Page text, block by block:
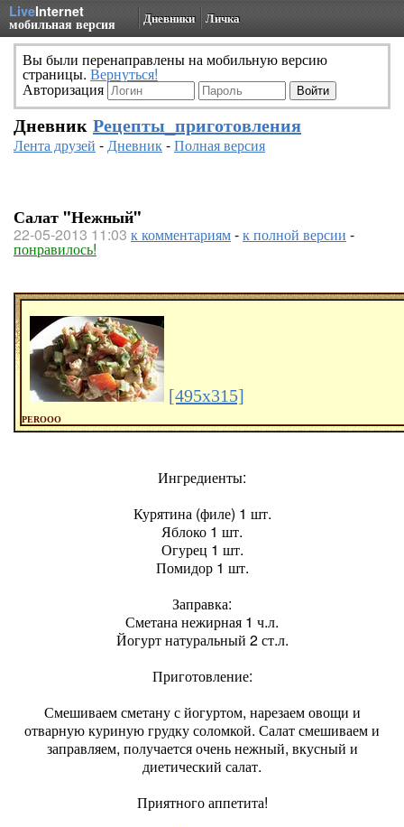
LiveInternet
мобильная версия Дневники Личка
Вы были перенаправлены на мобильную версию
страницы. Вернуться!
Авторизация
Дневник Рецепты_приготовления
Лента друзей -Дневник-Полная версия
Салат "Нежный"
22-05-2013 11:03 к комментариям-к полной версии -
понравилось!
[495x315]
PEROOO
Ингредиенты:
Курятина (филе) 1 шт.
Яблоко 1 шт.
Огурец 1 шт.
Помидор 1 шт.
Заправка:
Сметана нежирная 1 ч.л.
Йогурт натуральный 2 ст.л.
Приготовление:
Смешиваем сметану с йогуртом, нарезаем овощи и
отварную куриную грудку соломкой. Салат смешиваем и
заправляем, получается очень нежный, вкусный и
диетический салат.
Приятного аппетита!